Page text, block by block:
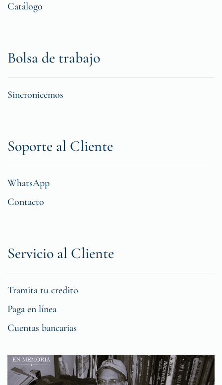
Catálogo
Bolsa de trabajo
Sincronicemos
Soporte al Cliente
WhatsApp
Contacto
Servicio al Cliente
Tramita tu credito
Paga en línea
Cuentas bancarias